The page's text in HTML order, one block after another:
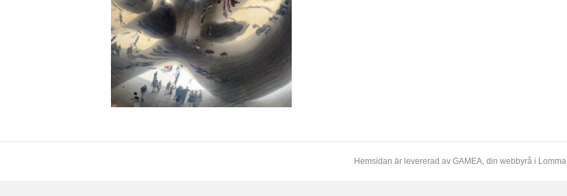
Hemsidan är levererad av GAMEA, din webbyrå i Lomma